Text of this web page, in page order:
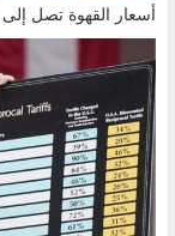
أسعار القهوة تصل